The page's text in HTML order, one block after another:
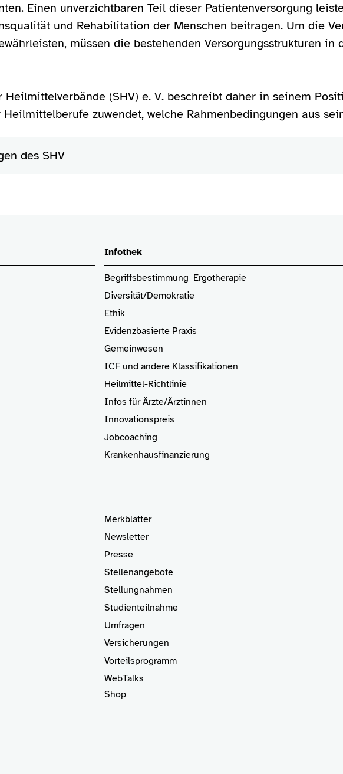
Einen unverzichtbaren Teil dieser Patientenversorgung
und Rehabilitation der Menschen beitragen. Um die
müssen die bestehenden Versorgungsstrukturen
Heilmittelverbände (SHV) e. V. beschreibt daher in seinem
zuwendet, welche Rahmenbedingungen aus
des SHV
Infothek
Begriffsbestimmung Ergotherapie
Diversität/Demokratie
Ethik
Evidenzbasierte Praxis
Gemeinwesen
ICF und andere Klassifikationen
Heilmittel-Richtlinie
Infos für Ärzte/Ärztinnen
Innovationspreis
Jobcoaching
Krankenhaus­finanzierung
Merkblätter
Newsletter
Presse
Stellenangebote
Stellungnahmen
Studienteilnahme
Umfragen
Versicherungen
Vorteilsprogramm
WebTalks
Shop